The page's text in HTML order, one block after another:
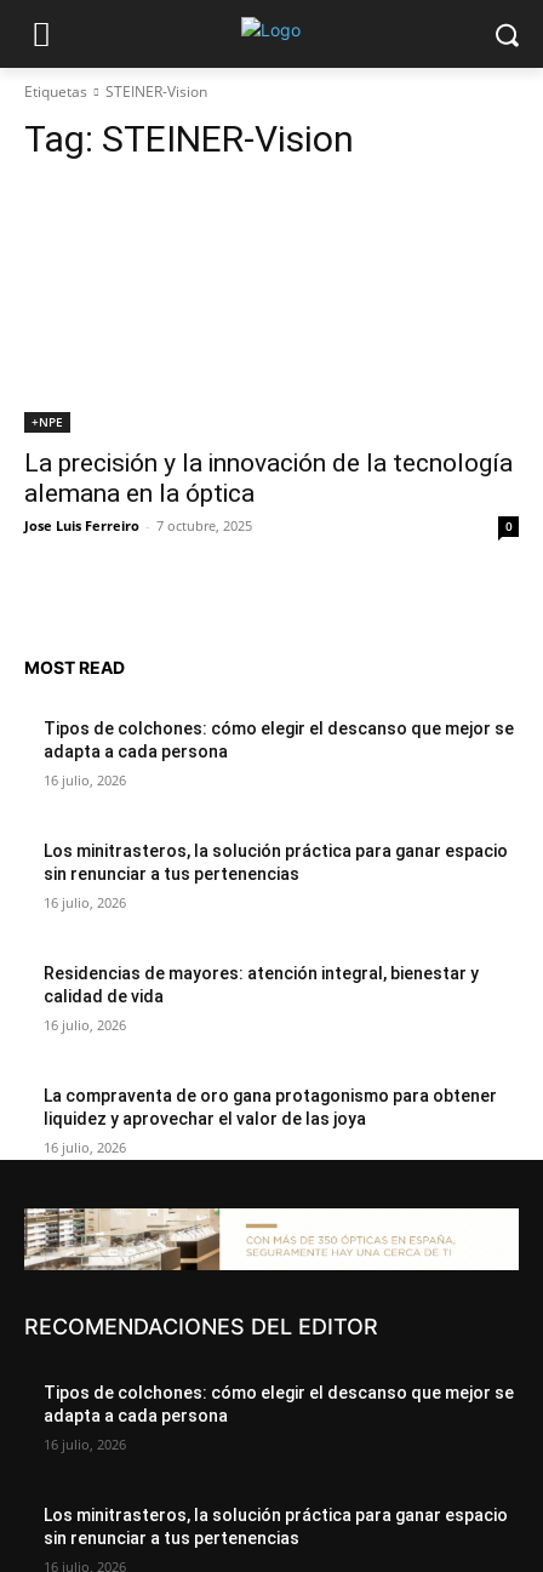
Etiquetas STEINER-Vision
Tag: STEINER-Vision
+NPE
La precisión y la innovación de la tecnología
alemana en la óptica
Jose Luis Ferreiro - 7 octubre, 2025 0
MOST READ
Tipos de colchones: cómo elegir el descanso que mejor se
adapta a cada persona
16 julio, 2026
Los minitrasteros, la solución práctica para ganar espacio
sin renunciar a tus pertenencias
16 julio, 2026
Residencias de mayores: atención integral, bienestar y
calidad de vida
16 julio, 2026
La compraventa de oro gana protagonismo para obtener
liquidez y aprovechar el valor de las joya
16 julio, 2026
RECOMENDACIONES DEL EDITOR
Tipos de colchones: cómo elegir el descanso que mejor se
adapta a cada persona
16 julio, 2026
Los minitrasteros, la solución práctica para ganar espacio
sin renunciar a tus pertenencias
16 julio, 2026